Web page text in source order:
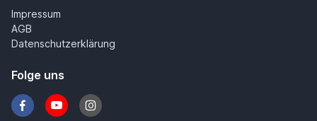
Impressum
AGB
Datenschutzerklärung
Folge uns